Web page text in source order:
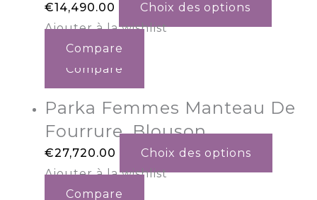
€14,490.00
Choix des options
Ajouter à la wishlist
Compare
Compare
Parka Femmes Manteau De
Fourrure. Blouson
€27,720.00
Choix des options
Ajouter à la wishlist
Compare